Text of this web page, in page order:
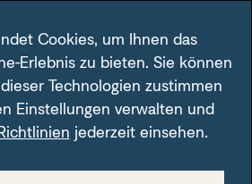
für Ihre Beratung
Cookies, um Ihnen das
Erlebnis zu bieten. Sie können
Technologien zustimmen
Einstellungen verwalten und
jederzeit einsehen.